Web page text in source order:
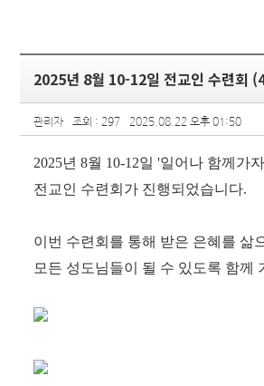
2025년 8월 10-12일 전교인 수련회
관리자 조회 : 297 2025.08.22 오후 01:50
2025년 8월 10-12일 '일어나 함께가
전교인 수련회가 진행되었습니다.
이번 수련회를 통해 받은 은혜를 삶
모든 성도님들이 될 수 있도록 함께